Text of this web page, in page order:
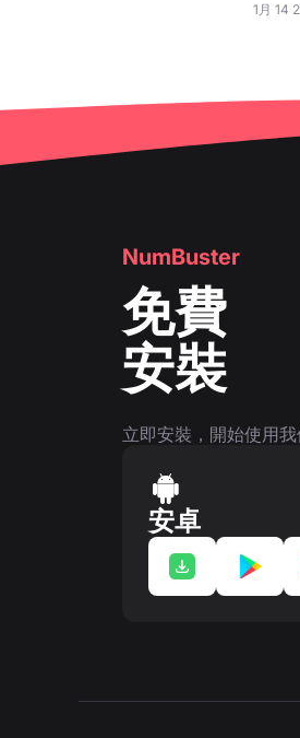
1月 14
NumBuster
免費
安裝
立即安裝，開始使用
安卓